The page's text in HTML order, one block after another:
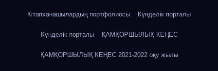
Кітапханашылардың портфолиосы Күнделік порталы
Күнделік порталы ҚАМҚОРШЫЛЫҚ КЕҢЕС
ҚАМҚОРШЫЛЫҚ КЕҢЕС 2021-2022 оқу жылы